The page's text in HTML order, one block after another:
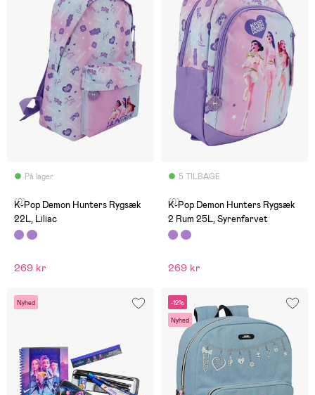
På lager
(0)
K-Pop Demon Hunters Rygsæk
22L, Liliac
269 kr
5 TILBAGE
(0)
K-Pop Demon Hunters Rygsæk
2 Rum 25L, Syrenfarvet
269 kr
Nyhed -12%
Nyhed